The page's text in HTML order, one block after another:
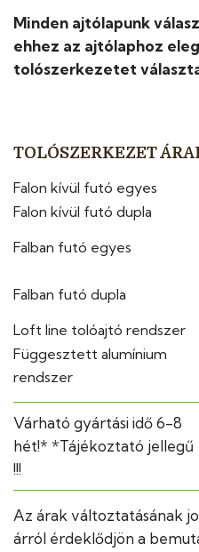
Minden ajtólapunk
ehhez az ajtólaphoz
tolószerkezetet
TOLÓSZERKEZET
Falon kívül futó egyes
Falon kívül futó dupla
Falban futó egyes
Falban futó dupla
Loft line tolóajtó rendszer
Függesztett alumínium
rendszer
Várható gyártási idő 6-8
hét!* *Tájékoztató jellegű
!!!
Az árak változtatásának
árról érdeklődjön a